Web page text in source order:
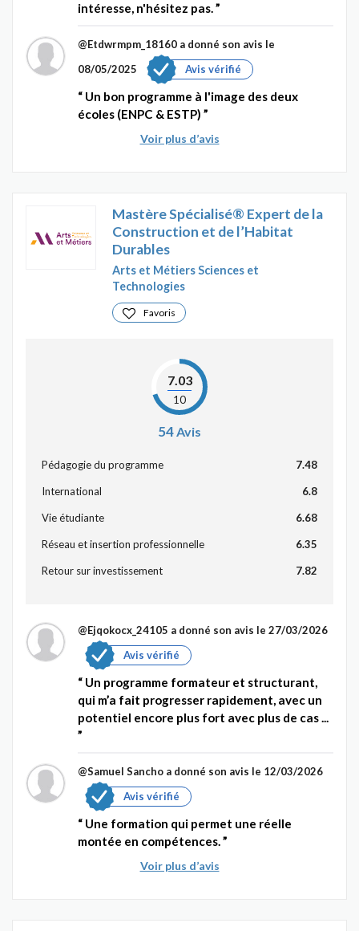
intéresse, n'hésitez pas.
@Etdwrmpm_18160 a donné son avis le
08/05/2025
Avis vérifié
Un bon programme à l'image des deux
écoles (ENPC & ESTP)
Voir plus d’avis
Mastère Spécialisé® Expert de la
Construction et de l’Habitat
Durables
Arts et Métiers Sciences et
Technologies
Favoris
7.03
10
54Avis
Pédagogie du programme 7.48
International 6.8
Vie étudiante 6.68
Réseau et insertion professionnelle 6.35
Retour sur investissement 7.82
@Ejqokocx_24105 a donné son avis le 27/03/2026
Avis vérifié
Un programme formateur et structurant,
qui m’a fait progresser rapidement, avec un
potentiel encore plus fort avec plus de cas ...
@Samuel Sancho a donné son avis le 12/03/2026
Avis vérifié
Une formation qui permet une réelle
montée en compétences.
Voir plus d’avis